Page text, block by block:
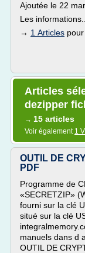
Ajoutée le 22
Les
→ 1 Articles
Articles
dezipper
→ 15 articles
Voir également 1
OUTIL DE
PDF
Programme de
«SECRETZIP»
fourni sur la clé
situé sur la clé
manuels dans d
OUTIL DE